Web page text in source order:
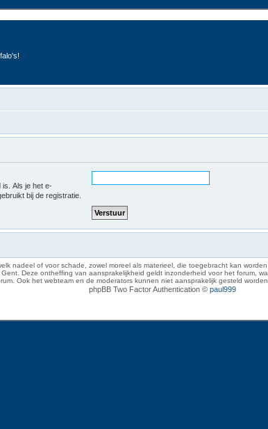
is. Als je het e-
bij de registratie.
nadeel of voor schade, zowel moreel als materieel, die toegebracht kan
Deze ontheffing van aansprakelijkheid geldt inzonderheid voor het forum,
Ook het webteam en de moderators kunnen niet aansprakelijk gesteld
phpBB Two Factor Authentication © paul999